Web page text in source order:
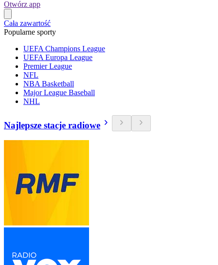
Otwórz app
Cała zawartość
Popularne sporty
UEFA Champions League
UEFA Europa League
Premier League
NFL
NBA Basketball
Major League Baseball
NHL
Najlepsze stacje radiowe